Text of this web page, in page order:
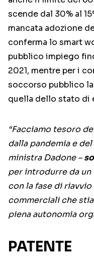
scende dal 30% al
mancata adozione
conferma lo smart
pubblico impiego
2021, mentre per i
soccorso pubblico
quella dello stato di
“Facciamo tesoro
dalla pandemia e
ministra Dadone –
per introdurre da
con la fase di
commerciali che
piena autonomia
PATENTE